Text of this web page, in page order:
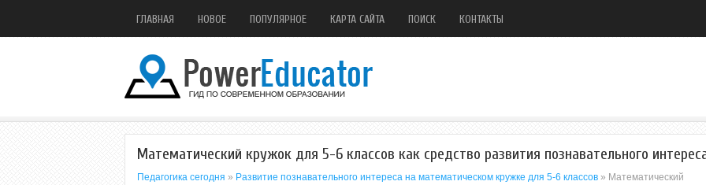
ГЛАВНАЯ НОВОЕ ПОПУЛЯРНОЕ КАРТА САЙТА ПОИСК КОНТАКТЫ
Математический кружок для 5-6 классов как средство развития познавательного
Педагогика сегодня » Развитие познавательного интереса на математическом кружке для 5-6 классов » Математический